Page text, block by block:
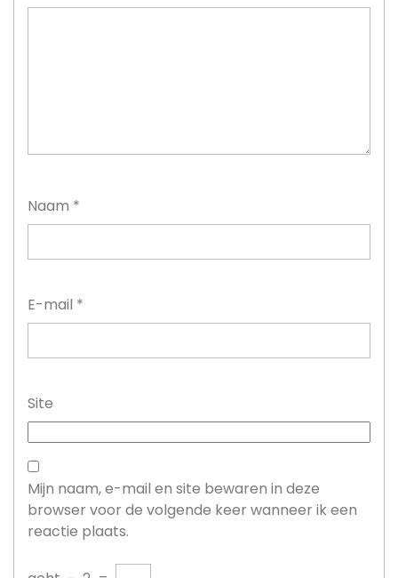
Naam *
E-mail *
Site
Mijn naam, e-mail en site bewaren in deze
browser voor de volgende keer wanneer ik een
reactie plaats.